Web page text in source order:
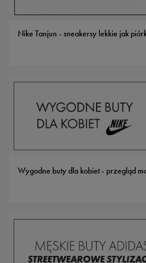
Nike Tanjun - sneakersy lekkie jak
Wygodne buty dla kobiet - przegląd